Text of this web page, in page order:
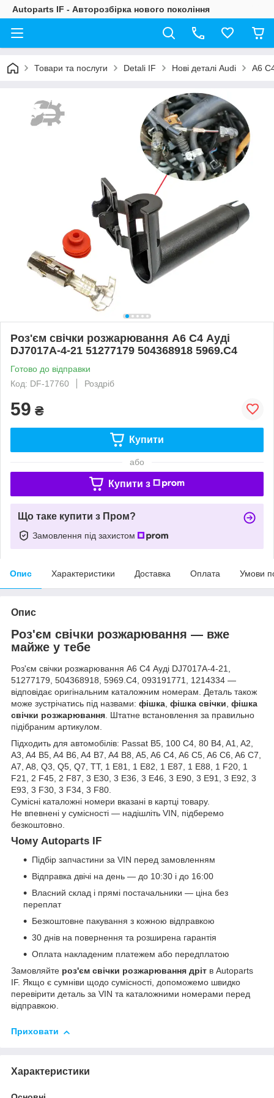
Autoparts IF - Авторозбірка нового покоління
Товари та послуги Detali IF Нові деталі Audi A6
Роз'єм свічки розжарювання А6 С4 Ауді
DJ7017A-4-21 51277179 504368918 5969.C4
Готово до відправки
Код: DF-17760
Роздріб
59 ₴
Купити
або
Купити з
Що таке купити з Пром?
Замовлення під захистом
Опис Характеристики Доставка Оплата Умови
Опис
Роз'єм свічки розжарювання — вже
майже у тебе
Роз'єм свічки розжарювання А6 С4 Ауді DJ7017A-4-21,
51277179, 504368918, 5969.C4, 093191771, 1214334 —
відповідає оригінальним каталожним номерам. Деталь також
може зустрічатись під назвами: фішка, фішка свічки, фішка
свічки розжарювання. Штатне встановлення за правильно
підібраним артикулом.
Підходить для автомобілів: Passat B5, 100 C4, 80 B4, A1, A2,
A3, A4 B5, A4 B6, A4 B7, A4 B8, A5, A6 C4, A6 C5, A6 C6, A6 C7,
A7, A8, Q3, Q5, Q7, TT, 1 E81, 1 E82, 1 E87, 1 E88, 1 F20, 1
F21, 2 F45, 2 F87, 3 E30, 3 E36, 3 E46, 3 E90, 3 E91, 3 E92, 3
E93, 3 F30, 3 F34, 3 F80.
Сумісні каталожні номери вказані в картці товару.
Не впевнені у сумісності — надішліть VIN, підберемо
безкоштовно.
Чому Autoparts IF
Підбір запчастини за VIN перед замовленням
Відправка двічі на день — до 10:30 і до 16:00
Власний склад і прямі постачальники — ціна без
переплат
Безкоштовне пакування з кожною відправкою
30 днів на повернення та розширена гарантія
Оплата накладеним платежем або передплатою
Замовляйте роз'єм свічки розжарювання дріт в Autoparts
IF. Якщо є сумніви щодо сумісності, допоможемо швидко
перевірити деталь за VIN та каталожними номерами перед
відправкою.
Приховати
Характеристики